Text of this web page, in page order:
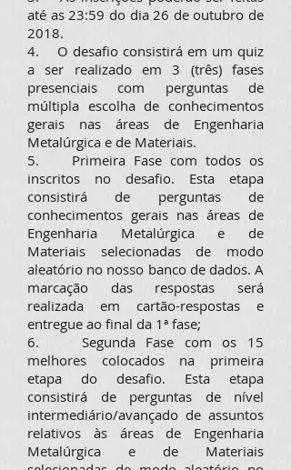
até as 23:59 do dia 26 de outubro de
2018.
4. O desafio consistirá em um quiz
a ser realizado em 3 (três) fases
presenciais com perguntas de
múltipla escolha de conhecimentos
gerais nas áreas de Engenharia
Metalúrgica e de Materiais.
5. Primeira Fase com todos os
inscritos no desafio. Esta etapa
consistirá de perguntas de
conhecimentos gerais nas áreas de
Engenharia Metalúrgica e de
Materiais selecionadas de modo
aleatório no nosso banco de dados. A
marcação das respostas será
realizada em cartão-respostas e
entregue ao final da 1ª fase;
6. Segunda Fase com os 15
melhores colocados na primeira
etapa do desafio. Esta etapa
consistirá de perguntas de nível
intermediário/avançado de assuntos
relativos às áreas de Engenharia
Metalúrgica e de Materiais